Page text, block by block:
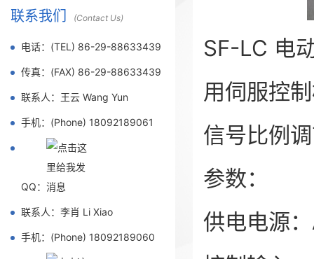
联系我们 (Contact Us)
电话：(TEL) 86-29-88633439
传真：(FAX) 86-29-88633439
联系人：王云 Wang Yun
手机：(Phone) 18092189061
QQ：
联系人：李肖 Li Xiao
手机：(Phone) 18092189060
SF-LC 电
用伺服控
信号比例
参数：
供电电源